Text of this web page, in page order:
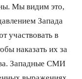
Мы видим это,
Запада
участвовать в
наказать их за
Западные СМИ
выражениях,